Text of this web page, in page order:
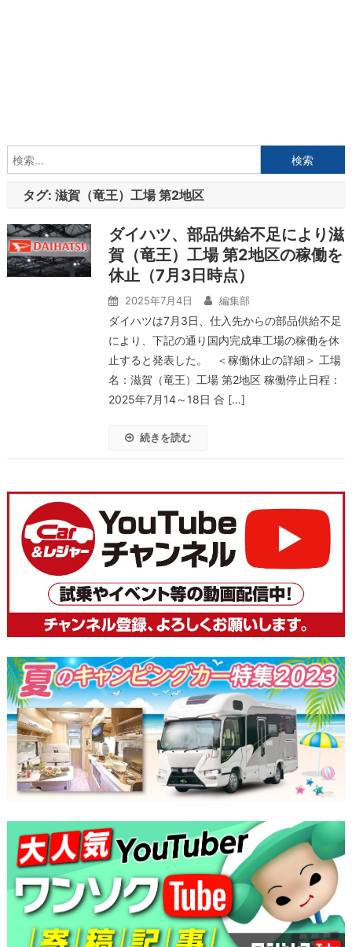
索:
タグ: 滋賀（竜王）工場 第2地区
ダイハツ、部品供給不足により滋
賀（竜王）工場 第2地区の稼働を
休止（7月3日時点）
2025年7月4日 編集部
ダイハツは7月3日、仕入先からの部品供給不足
により、下記の通り国内完成車工場の稼働を休
止すると発表した。 ＜稼働休止の詳細＞ 工場
名：滋賀（竜王）工場 第2地区 稼働停止日程：
2025年7月14～18日 合 […]
続きを読む